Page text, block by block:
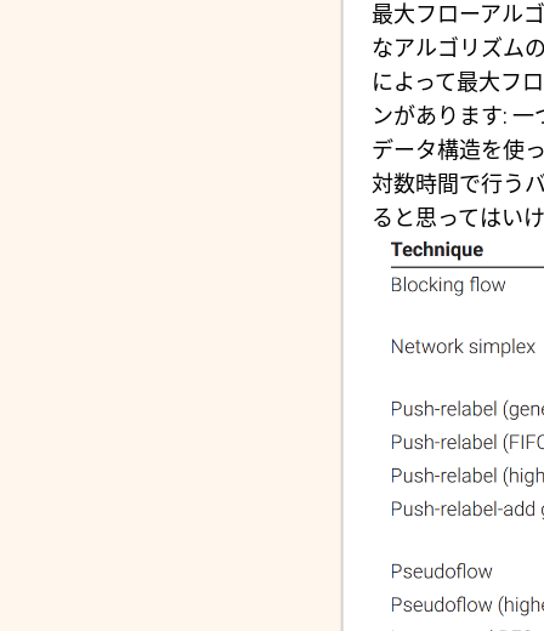
最大フローアル
なアルゴリズム
によって最大フ
ンがあります:
データ構造を使
対数時間で行う
ると思ってはい